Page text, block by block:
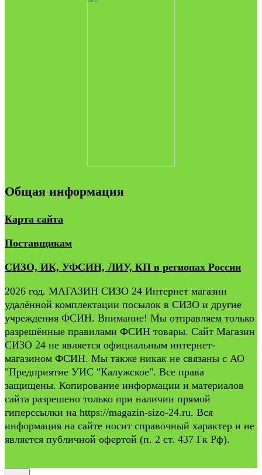
Общая информация
Карта сайта
Поставщикам
СИЗО, ИК, УФСИН, ЛИУ, КП в регионах России
2026 год. МАГАЗИН СИЗО 24 Интернет магазин
удалённой комплектации посылок в СИЗО и другие
учреждения ФСИН. Внимание! Мы отправляем только
разрешённые правилами ФСИН товары. Сайт Магазин
СИЗО 24 не является официальным интернет-
магазином ФСИН. Мы также никак не связаны с АО
"Предприятие УИС "Калужское". Все права
защищены. Копирование информации и материалов
сайта разрешено только при наличии прямой
гиперссылки на https://magazin-sizo-24.ru. Вся
информация на сайте носит справочный характер и не
является публичной офертой (п. 2 ст. 437 Гк Рф).